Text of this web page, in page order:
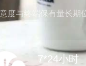
度与终端保有量长期
7*24小时